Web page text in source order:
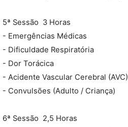
5ª Sessão  3 Horas
- Emergências Médicas
- Dificuldade Respiratória
- Dor Torácica
- Acidente Vascular Cerebral (AVC)
- Convulsões (Adulto / Criança)
6ª Sessão  2,5 Horas